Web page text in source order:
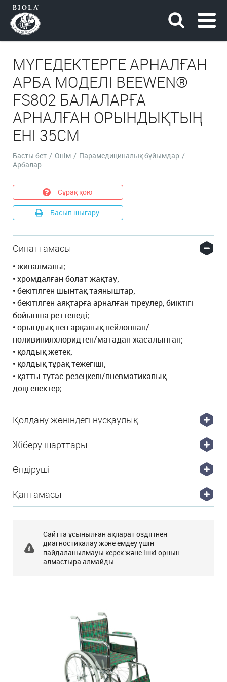
МҮГЕДЕКТЕРГЕ АРНАЛҒАН
АРБА МОДЕЛІ BEEWEN®
FS802 БАЛАЛАРҒА
АРНАЛҒАН ОРЫНДЫҚТЫҢ
ЕНІ 35СМ
Басты бет / Өнім / Парамедициналық бұйымдар /
Арбалар
Сұрақ қою
Басып шығару
Сипаттамасы
• жиналмалы;
• хромдалған болат жақтау;
• бекітілген шынтақ таяныштар;
• бекітілген аяқтарға арналған тіреулер, биіктігі
бойынша реттеледі;
• орындық пен арқалық нейлоннан/
поливинилхлоридтен/матадан жасалынған;
• қолдық жетек;
• қолдық тұрақ тежегіші;
• қатты тұтас резеңкелі/пневматикалық
дөңгелектер;
Қолдану жөніндегі нұсқаулық
Жіберу шарттары
Өндіруші
Қаптамасы
Сайтта ұсынылған ақпарат өздігінен
диагностикалау және емдеу үшін
пайдаланылмауы керек және ішкі орнын
алмастыра алмайды